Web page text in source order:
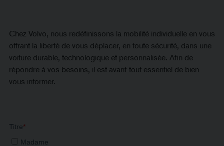
Chez Volvo, nous redéfinissons la mobilité individuelle en vous
offrant la liberté de vous déplacer, en toute sécurité, dans une
voiture durable, technologique et personnalisée. Afin de
répondre à vos besoins, il est avant-tout essentiel de bien
vous informer.